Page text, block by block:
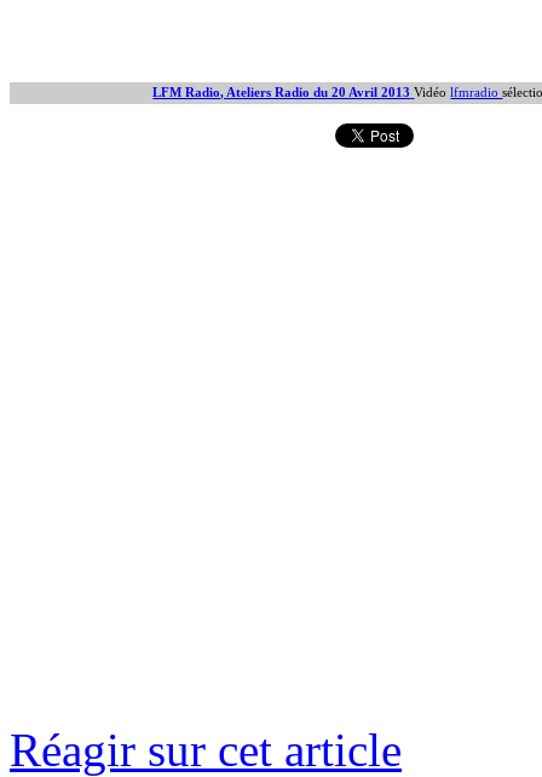
LFM Radio, Ateliers Radio du 20 Avril 2013 Vidéolfmradio
Réagir sur cet article